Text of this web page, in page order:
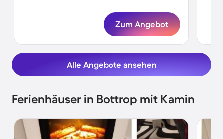
Zum Angebot
Alle Angebote ansehen
Ferienhäuser in Bottrop mit Kamin